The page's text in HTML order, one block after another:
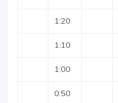
1:20
1:10
1:00
0:50